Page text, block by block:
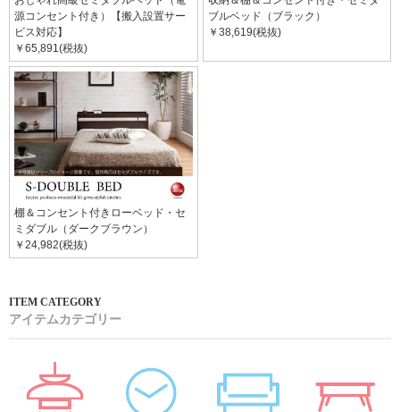
源コンセント付き）【搬入設置サー
ビス対応】
￥65,891(税抜)
ブルベッド（ブラック）
￥38,619(税抜)
棚＆コンセント付きローベッド・セ
ミダブル（ダークブラウン）
￥24,982(税抜)
アイテムカテゴリー